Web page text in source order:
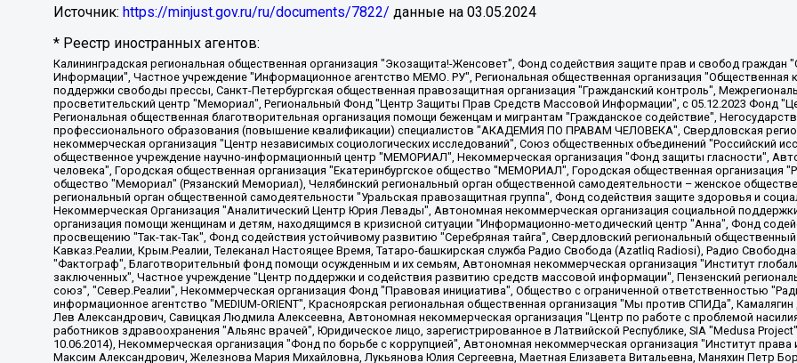
Источник: https://minjust.gov.ru/ru/documents/7822/ данные на 03.05.2024
* Реестр иностранных агентов:
Калининградская региональная общественная организация "Экозащита!-Женсовет", Фонд содействия защите прав и свобод граждан "Общественный вердикт", Фонд "Институт Развития Свободы Информации", Частное учреждение "Информационное агентство МЕМО. РУ", Региональная общественная организация "Общественная комиссия по сохранению наследия академика Сахарова", Фонд поддержки свободы прессы, Санкт-Петербургская общественная правозащитная организация "Гражданский контроль", Межрегиональная общественная организация "Информационно-просветительский центр "Мемориал", Региональный Фонд "Центр Защиты Прав Средств Массовой Информации", с 05.12.2023 Фонд "Центр Защиты Прав Средств массовой информации", Региональная общественная благотворительная организация помощи беженцам и мигрантам "Гражданское содействие", Негосударственное образовательное учреждение дополнительного профессионального образования (повышение квалификации) специалистов "АКАДЕМИЯ ПО ПРАВАМ ЧЕЛОВЕКА", Свердловская региональная общественная организация "Сутяжник", Автономная некоммерческая организация "Центр независимых социологических исследований", Союз общественных объединений "Российский исследовательский центр по правам человека", Региональное общественное учреждение научно-информационный центр "МЕМОРИАЛ", Некоммерческая организация "Фонд защиты гласности", Автономная некоммерческая организация "Институт прав человека", Городская общественная организация "Екатеринбургское общество "МЕМОРИАЛ", Городская общественная организация "Рязанское историко-просветительское и правозащитное общество "Мемориал" (Рязанский Мемориал), Челябинский региональный орган общественной самодеятельности – женское общественное объединение "Женщины Евразии", Челябинский региональный орган общественной самодеятельности "Уральская правозащитная группа", Фонд содействия защите здоровья и социальной справедливости имени Андрея Рылькова, Автономная Некоммерческая Организация "Аналитический Центр Юрия Левады", Автономная некоммерческая организация социальной поддержки населения "Проект Апрель", Региональная общественная организация помощи женщинам и детям, находящимся в кризисной ситуации "Информационно-методический центр "Анна", Фонд содействия развитию массовых коммуникаций и правовому просвещению "Так-так-Так", Фонд содействия устойчивому развитию "Серебряная тайга", Свердловский региональный общественный фонд социальных проектов "Новое время", "Idel.Реалии", Кавказ.Реалии, Крым.Реалии, Телеканал Настоящее Время, Татаро-башкирская служба Радио Свобода (Azatliq Radiosi), Радио Свободная Европа/Радио Свобода (PCE/PC), "Сибирь.Реалии", "Фактограф", Благотворительный фонд помощи осужденным и их семьям, Автономная некоммерческая организация "Институт глобализации и социальных движений", Фонд "В защиту прав заключенных", Частное учреждение "Центр поддержки и содействия развитию средств массовой информации", Пензенский региональный общественный благотворительный фонд "Гражданский союз", "Север.Реалии", Некоммерческая организация Фонд "Правовая инициатива", Общество с ограниченной ответственностью "Радио Свободная Европа/Радио Свобода", Чешское информационное агентство "MEDIUM-ORIENT", Красноярская региональная общественная организация "Мы против СПИДа", Камалягин Денис Николаевич, Маркелов Сергей Евгеньевич, Пономарев Лев Александрович, Савицкая Людмила Алексеевна, Автономная некоммерческая организация "Центр по работе с проблемой насилия "НАСИЛИЮ.НЕТ", Межрегиональный профессиональный союз работников здравоохранения "Альянс врачей", Юридическое лицо, зарегистрированное в Латвийской Республике, SIA "Medusa Project" (регистрационный номер 40103797863, дата регистрации 10.06.2014), Некоммерческая организация "Фонд по борьбе с коррупцией", Автономная некоммерческая организация "Институт права и публичной политики", Баданин Роман Сергеевич, Гликин Максим Александрович, Железнова Мария Михайловна, Лукьянова Юлия Сергеевна, Маетная Елизавета Витальевна, Маняхин Петр Борисович, Чуракова Ольга Владимировна, Ярош Юлия Петровна, Юридическое лицо "The Insider SIA", зарегистрированное в Риге, Латвийская Республика (дата регистрации 26.06.2015), являющееся администратором доменного имени интернет-издания "The Insider SIA", https://theins.ru, Постернак Алексей Евгеньевич, Рубин Михаил Аркадьевич, Анин Роман Александрович, Юридическое лицо Istories fonds, зарегистрированное в Латвийской Республике (регистрационный номер 50008295751, дата регистрации 24.02.2020), Великовский Дмитрий Александрович, Долинина Ирина Николаевна, Мароховская Алеся Алексеевна, Шлейнов Роман Юрьевич, Шмагун Олеся Валентиновна, Общество с ограниченной ответственностью "Альтаир 2021", Общество с ограниченной ответственностью "Вега 2021", Общество с ограниченной ответственностью "Главный редактор 2021", Общество с ограниченной ответственностью "Ромашки монолит", Важенков Артем Валерьевич, Ивановская областная общественная организация "Центр гендерных исследований", Гурман Юрий Альбертович, Медиапроект "ОВД-Инфо", Егоров Владимир Владимирович, Жилинский Владимир Александрович, Общество с ограниченной ответственностью "ЗП", Иванова София Юрьевна, Карезина Инна Павловна, Кильтау Екатерина Викторовна, Петров Алексей Викторович, Пискунов Сергей Евгеньевич, Смирнов Сергей Сергеевич, Тихонов Михаил Сергеевич, Общество с ограниченной ответственностью "ЖУРНАЛИСТ-ИНОСТРАННЫЙ АГЕНТ", Арапова Галина Юрьевна, Вольтская Татьяна Анатольевна, Американская компания "Mason G.E.S. Anonymous Foundation" (США), являющаяся владельцем интернет-издания https://mnews.world/, Компания "Stichting Bellingcat", зарегистрированная в Нидерландах (дата регистрации 11.07.2018), Захаров Андрей Вячеславович, Клепиковская Екатерина Дмитриевна, Общество с ограниченной ответственностью "МЕМО", Перл Роман Александрович, Симонов Евгений Алексеевич, Соловьева Елена Анатольевна, Сотников Даниил Владимирович, Сурначева Елизавета Дмитриевна, Автономная некоммерческая организация по защите прав человека и информированию населения "Якутия – Наше Мнение", Общество с ограниченной ответственностью "Москоу диджитал медиа", с 26.01.2023 Общество с ограниченной ответственностью "Чайка Белые сады", Ветошкина Валерия Валерьевна, Заговора Максим Александрович, Межрегиональное общественное движение "Российская ЛГБТ - сеть", Оленичев Максим Владимирович, Павлов Иван Юрьевич, Скворцова Елена Сергеевна, Общество с ограниченной ответственностью "Как бы инагент", Кочетков Игорь Викторович, Общество с ограниченной ответственностью "Честные выборы", Еланчик Олег Александрович, Общество с ограниченной ответственностью "Нобелевский призыв", Гималова Регина Эмилевна, Григорьев Андрей Валерьевич, Григорьева Алина Александровна, Ассоциация по содействию защите прав призывников, альтернативнослужащих и военнослужащих "Правозащитная группа "Гражданин.Армия.Право", Хисамова Регина Фаритовна,